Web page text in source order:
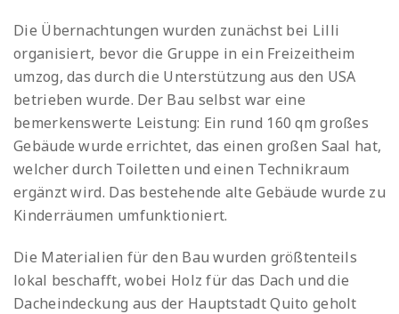
Die Übernachtungen wurden zunächst bei Lilli
organisiert, bevor die Gruppe in ein Freizeitheim
umzog, das durch die Unterstützung aus den USA
betrieben wurde. Der Bau selbst war eine
bemerkenswerte Leistung: Ein rund 160 qm großes
Gebäude wurde errichtet, das einen großen Saal hat,
welcher durch Toiletten und einen Technikraum
ergänzt wird. Das bestehende alte Gebäude wurde zu
Kinderräumen umfunktioniert.
Die Materialien für den Bau wurden größtenteils
lokal beschafft, wobei Holz für das Dach und die
Dacheindeckung aus der Hauptstadt Quito geholt